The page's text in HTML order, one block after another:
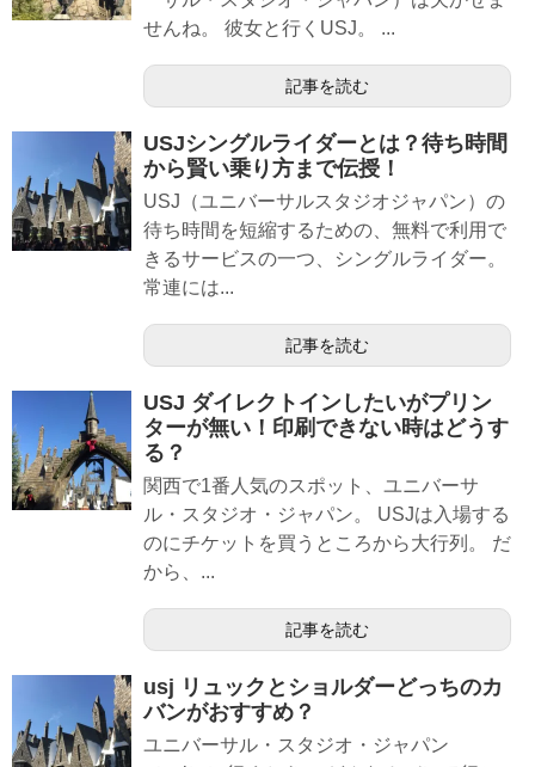
せんね。 彼女と行くUSJ。 ...
記事を読む
USJシングルライダーとは？待ち時間
から賢い乗り方まで伝授！
USJ（ユニバーサルスタジオジャパン）の
待ち時間を短縮するための、無料で利用で
きるサービスの一つ、シングルライダー。
常連には...
記事を読む
USJ ダイレクトインしたいがプリン
ターが無い！印刷できない時はどうす
る？
関西で1番人気のスポット、ユニバーサ
ル・スタジオ・ジャパン。 USJは入場する
のにチケットを買うところから大行列。 だ
から、...
記事を読む
usj リュックとショルダーどっちのカ
バンがおすすめ？
ユニバーサル・スタジオ・ジャパン